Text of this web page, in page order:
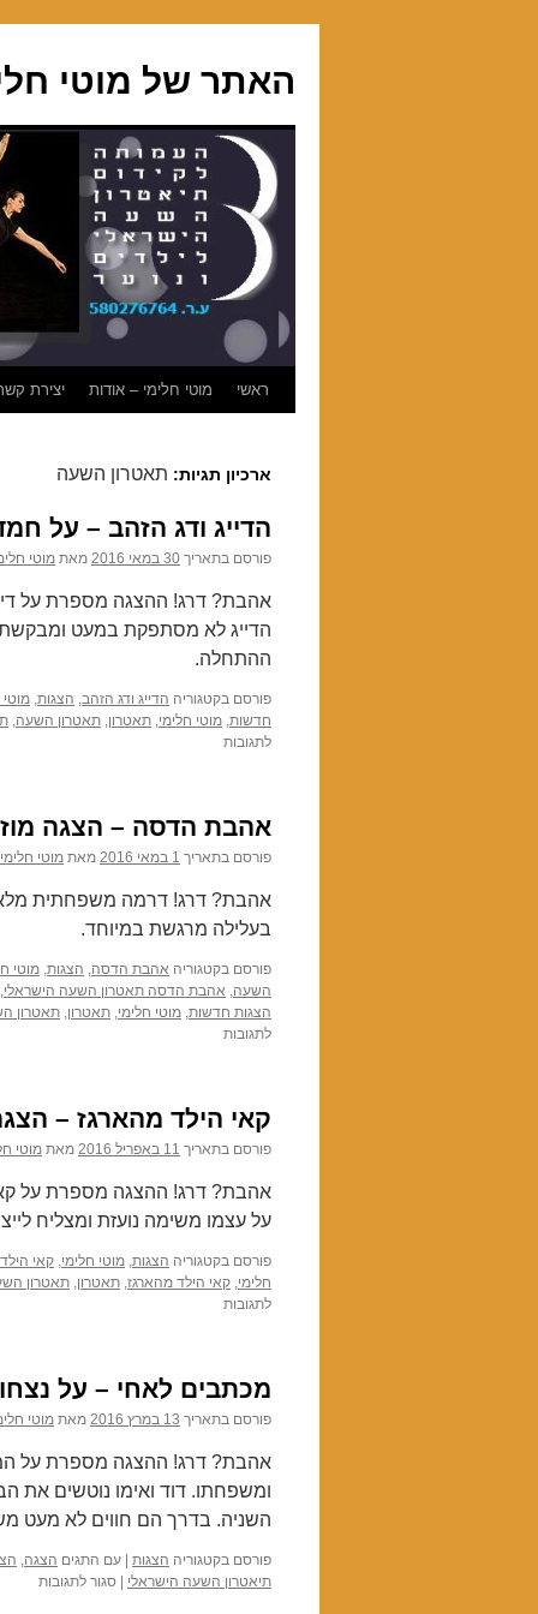
האתר של מוטי
לדלג
ראשי מוטי חלימי – אודות יצירת
ארכיון תגיות: תאטרון השעה
הדייג ודג הזהב – על
פורסם בתאריך 30 במאי 2016 מאת מוטי
אהבת? דרג! ההצגה מספרת על
הדייג לא מסתפקת במעט
ההתחלה.
פורסם בקטגוריה הדייג ודג הזהב, הצגות, מוטי
חדשות, מוטי חלימי, תאטרון, תאטרון השעה,
לתגובות
–
על
וחוסר
אהבת הדסה – הצגה
פורסם בתאריך 1 במאי 2016 מאת מוטי חלימי
בעלילה מרגשת במיוחד.
פורסם בקטגוריה אהבת הדסה, הצגות, מוטי
השעה, אהבת הדסה תאטרון השעה הישראלי,
הצגות חדשות, מוטי חלימי, תאטרון, תאטרון
לתגובות
הצגה
מוזיקלית
עליית
תימן
קאי הילד מהארגז –
פורסם בתאריך 11 באפריל 2016 מאת מוטי
אהבת? דרג! ההצגה מספרת על
על עצמו משימה נועזת ומצליח
פורסם בקטגוריה הצגות, מוטי חלימי, קאי
חלימי, קאי הילד מהארגז, תאטרון, תאטרון
לתגובות
–
הצגה
בערכים
ומוסריים
מכתבים לאחי – על
פורסם בתאריך 13 במרץ 2016 מאת מוטי
אהבת? דרג! ההצגה מספרת על
ומשפחתו. דוד ואימו נוטשים את
השניה. בדרך הם חווים לא מעט
פורסם בקטגוריה הצגות עם התגים הצגה,
תיאטרון השעה הישראלי
סגור לתגובות